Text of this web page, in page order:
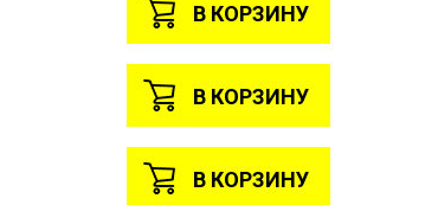
В КОРЗИНУ
В КОРЗИНУ
В КОРЗИНУ